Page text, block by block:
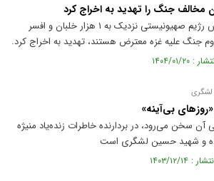
فرمانده نیروی هوایی ارتش رژیم صهیونیستی نزدیک به ۱ هزار خلبان و افسر
جنگ علیه غزه معترض هستند، تهدید به اخراج کرد.
لشگری
بی‌آینه»
آن سخن می‌رود، در بردارنده خاطرات زنده‌یاد منیژه
و شهید حسین لشگری است